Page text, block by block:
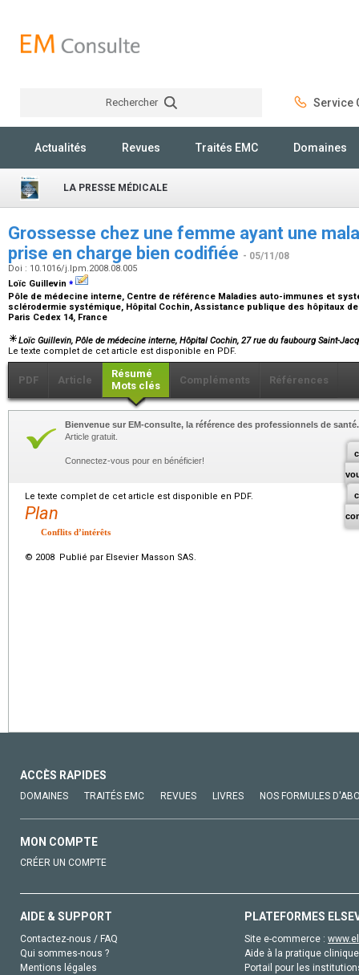
Rechercher Service
Actualités Revues Traités EMC Domaines
LA PRESSE MÉDICALE
Grossesse chez une femme ayant une
prise en charge bien codifiée - 05/11/08
Doi : 10.1016/j.lpm.2008.08.005
Loïc Guillevin ⁎
Pôle de médecine interne, Centre de référence Maladies auto-immunes et
sclérodermie systémique, Hôpital Cochin, Assistance publique des hôpitaux
Paris Cedex 14, France
Loïc Guillevin, Pôle de médecine interne, Hôpital Cochin, 27 rue du faubourg Saint-
Le texte complet de cet article est disponible en PDF.
PDF Article
Résumé
Mots clés
Compléments Références
Bienvenue sur EM-consulte, la référence des professionnels de santé.
Article gratuit.
Connectez-vous pour en bénéficier!
Le texte complet de cet article est disponible en PDF.
Plan
Conflits d’intérêts
© 2008 Publié par Elsevier Masson SAS.
ACCÈS RAPIDES
DOMAINES TRAITÉS EMC REVUES LIVRES NOS FORMULES
MON COMPTE
CRÉER UN COMPTE
AIDE & SUPPORT
Contactez-nous / FAQ
Qui sommes-nous ?
Mentions légales
PLATEFORMES
Site e-commerce :
Aide à la pratique
Portail pour les